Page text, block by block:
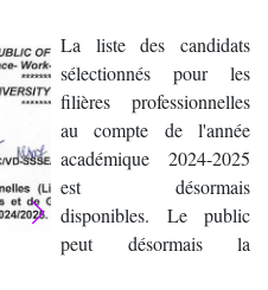
La liste des candidats
sélectionnés pour les
filières professionnelles
au compte de l'année
académique 2024-2025
est désormais
disponibles. Le public
peut désormais la